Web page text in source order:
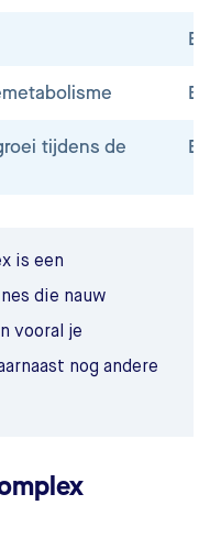
B8
tijdens de
is een
die nauw
vooral je
nog andere